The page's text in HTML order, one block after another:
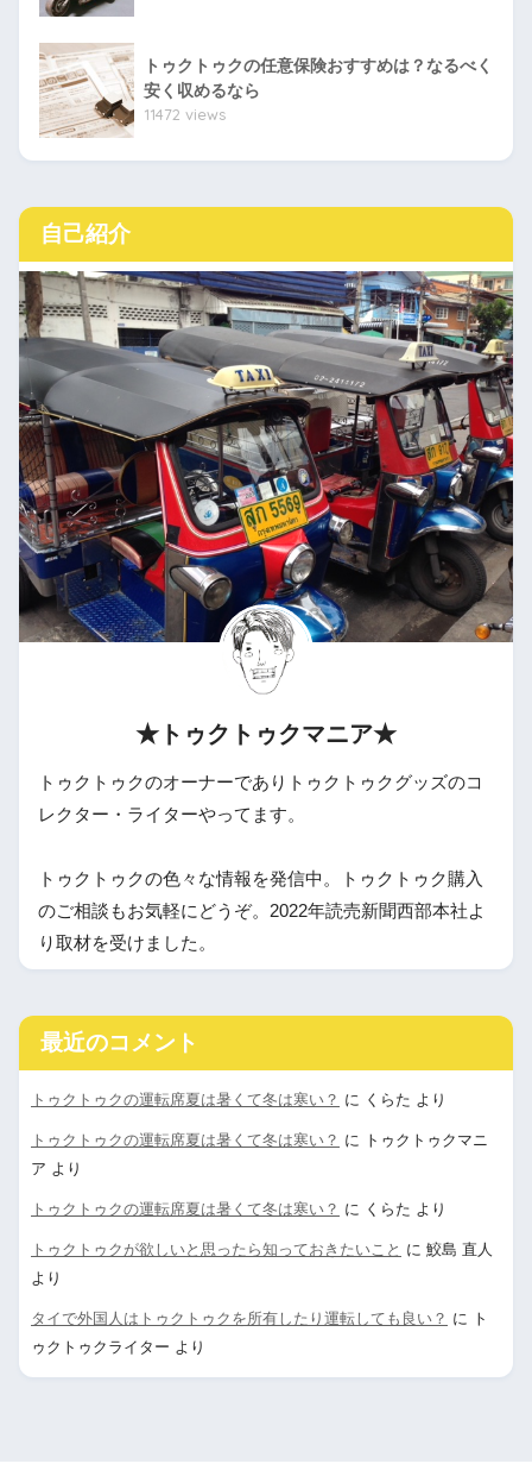
トゥクトゥクの任意保険おすすめは？なるべく
安く収めるなら
11472 views
自己紹介
★トゥクトゥクマニア★
トゥクトゥクのオーナーでありトゥクトゥクグッズのコ
レクター・ライターやってます。
トゥクトゥクの色々な情報を発信中。トゥクトゥク購入
のご相談もお気軽にどうぞ。2022年読売新聞西部本社よ
り取材を受けました。
最近のコメント
トゥクトゥクの運転席夏は暑くて冬は寒い？ に くらた より
トゥクトゥクの運転席夏は暑くて冬は寒い？ に
トゥクトゥクマニ
ア より
トゥクトゥクの運転席夏は暑くて冬は寒い？ に くらた より
トゥクトゥクが欲しいと思ったら知っておきたいこと に 鮫島 直人
より
タイで外国人はトゥクトゥクを所有したり運転しても良い？ に
ト
ゥクトゥクライター より